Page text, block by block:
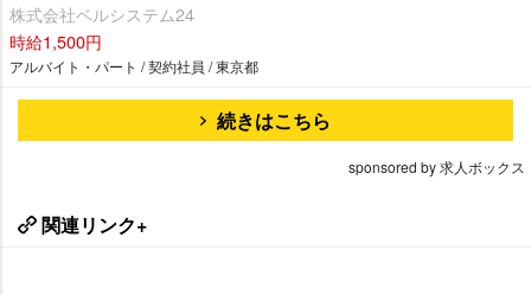
株式会社ベルシステム24
時給1,500円
アルバイト・パート / 契約社員 / 東京都
続きはこちら
sponsored by 求人ボックス
関連リンク+